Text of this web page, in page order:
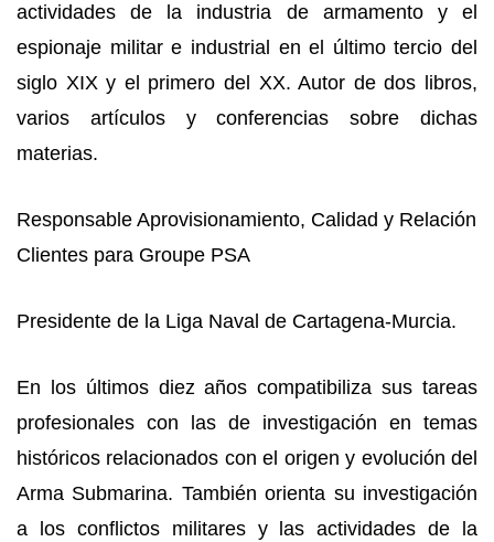
actividades de la industria de armamento y el
espionaje militar e industrial en el último tercio del
siglo XIX y el primero del XX. Autor de dos libros,
varios artículos y conferencias sobre dichas
materias.
Responsable Aprovisionamiento, Calidad y Relación
Clientes para Groupe PSA
Presidente de la Liga Naval de Cartagena-Murcia.
En los últimos diez años compatibiliza sus tareas
profesionales con las de investigación en temas
históricos relacionados con el origen y evolución del
Arma Submarina. También orienta su investigación
a los conflictos militares y las actividades de la